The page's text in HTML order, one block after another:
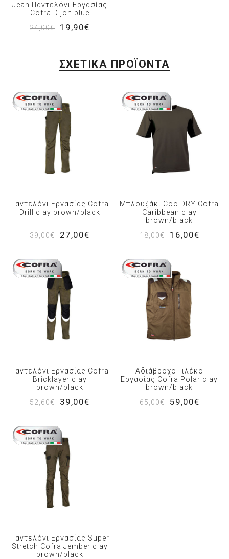
Jean Παντελόνι Εργασίας
Cofra Dijon blue
24,00€
19,90€
ΣΧΕΤΙΚΆ ΠΡΟΪΌΝΤΑ
Παντελόνι Εργασίας Cofra
Drill clay brown/black
39,00€ 27,00€
Μπλουζάκι CoolDRY Cofra
Caribbean clay
brown/black
18,00€
16,00€
Παντελόνι Εργασίας Cofra
Bricklayer clay
brown/black
52,60€
39,00€
Αδιάβροχο Γιλέκο
Εργασίας Cofra Polar clay
brown/black
65,00€
59,00€
Παντελόνι Εργασίας Super
Stretch Cofra Jember clay
brown/black